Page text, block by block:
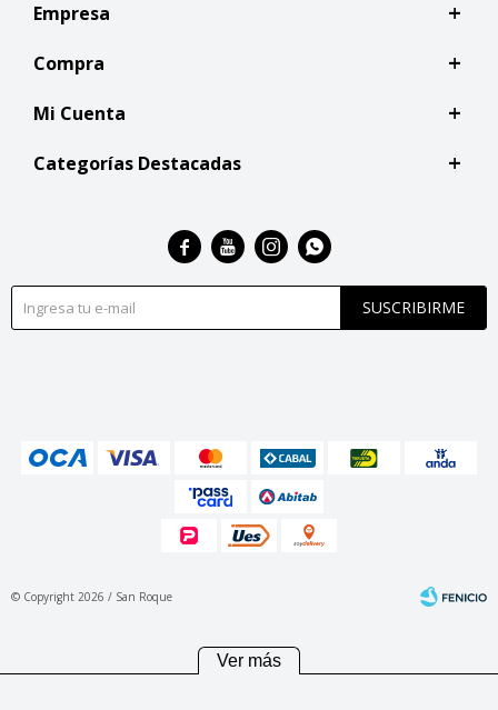
Empresa
Compra
Mi Cuenta
Categorías Destacadas
SUSCRIBIRME
   
© Copyright 2026 / San Roque
Ver más